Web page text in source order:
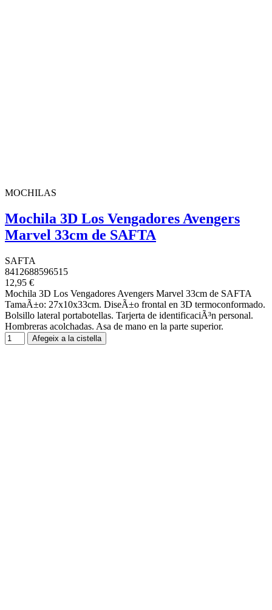
MOCHILAS
Mochila 3D Los Vengadores Avengers
Marvel 33cm de SAFTA
SAFTA
8412688596515
12,95 €
Mochila 3D Los Vengadores Avengers Marvel 33cm de SAFTA
TamaÃ±o: 27x10x33cm. DiseÃ±o frontal en 3D termoconformado.
Bolsillo lateral portabotellas. Tarjerta de identificaciÃ³n personal.
Hombreras acolchadas. Asa de mano en la parte superior.
Afegeix a la cistella